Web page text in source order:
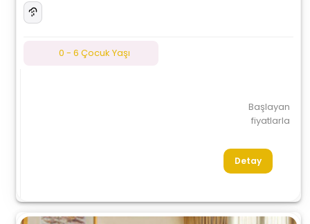
0 - 6 Çocuk Yaşı
Başlayan
fiyatlarla
Detay